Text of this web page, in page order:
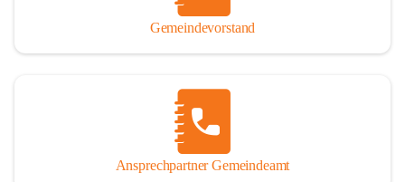
Gemeindevorstand
Ansprechpartner Gemeindeamt